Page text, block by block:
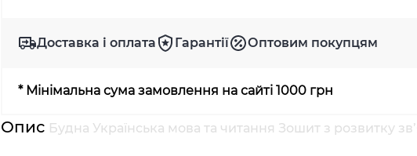
Доставка і оплата Гарантії Оптовим покупцям
* Мінімальна сума замовлення на сайті 1000 грн
Опис Будна Українська мова та читання Зошит з розвитку